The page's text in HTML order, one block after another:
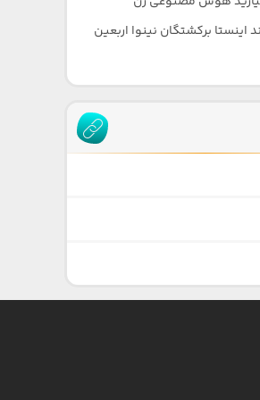
اینستا برکشتگان نینوا اربعین